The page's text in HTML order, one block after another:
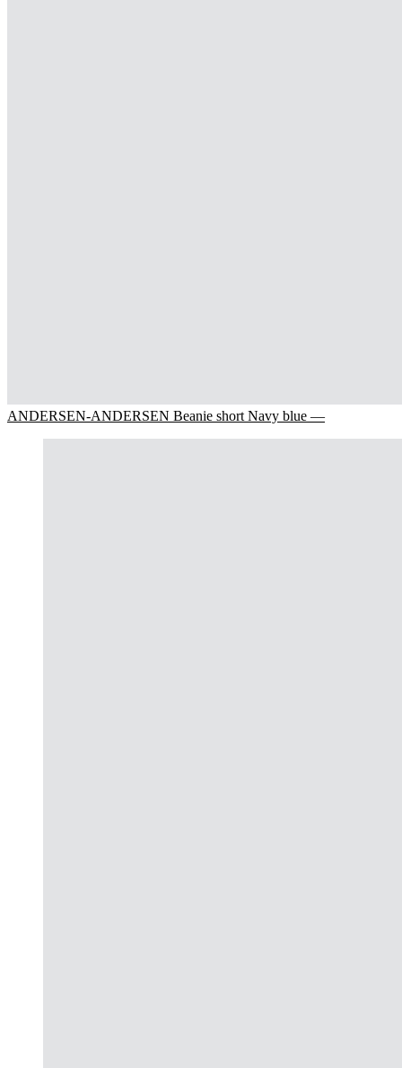
ANDERSEN-ANDERSEN Beanie short Navy blue —